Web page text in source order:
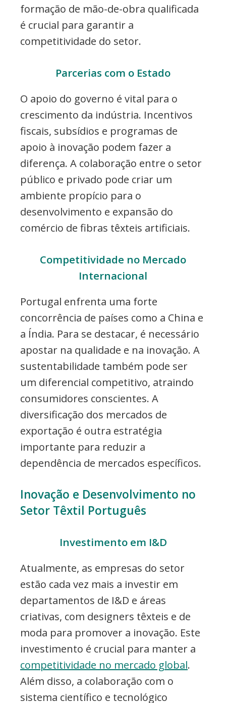
formação de mão-de-obra qualificada
é crucial para garantir a
competitividade do setor.
Parcerias com o Estado
O apoio do governo é vital para o
crescimento da indústria. Incentivos
fiscais, subsídios e programas de
apoio à inovação podem fazer a
diferença. A colaboração entre o setor
público e privado pode criar um
ambiente propício para o
desenvolvimento e expansão do
comércio de fibras têxteis artificiais.
Competitividade no Mercado
Internacional
Portugal enfrenta uma forte
concorrência de países como a China e
a Índia. Para se destacar, é necessário
apostar na qualidade e na inovação. A
sustentabilidade também pode ser
um diferencial competitivo, atraindo
consumidores conscientes. A
diversificação dos mercados de
exportação é outra estratégia
importante para reduzir a
dependência de mercados específicos.
Inovação e Desenvolvimento no
Setor Têxtil Português
Investimento em I&D
Atualmente, as empresas do setor
estão cada vez mais a investir em
departamentos de I&D e áreas
criativas, com designers têxteis e de
moda para promover a inovação. Este
investimento é crucial para manter a
competitividade no mercado global.
Além disso, a colaboração com o
sistema científico e tecnológico